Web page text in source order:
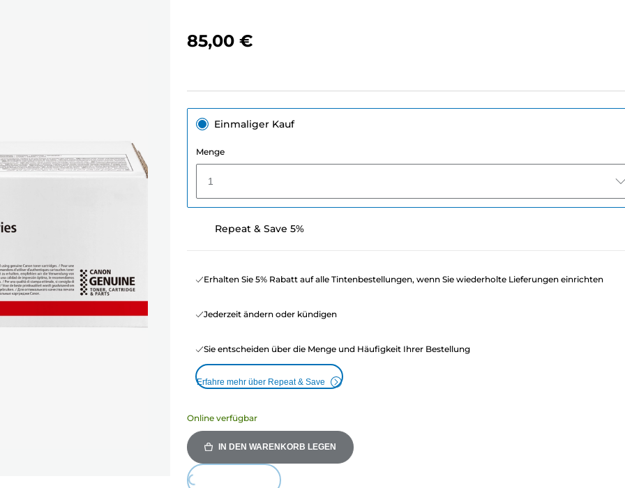
85,00 €
Einmaliger Kauf
Menge
1
Repeat & Save 5%
Erhalten Sie 5% Rabatt auf alle Tintenbestellungen, wenn Sie wiederholte Lieferungen einrichten
Jederzeit ändern oder kündigen
Sie entscheiden über die Menge und Häufigkeit Ihrer Bestellung
Erfahre mehr über Repeat & Save
Online verfügbar
IN DEN WARENKORB LEGEN